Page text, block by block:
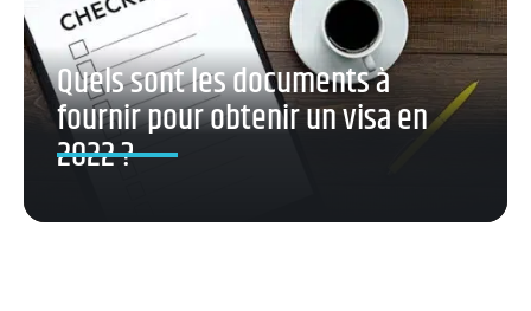
Quels sont les documents à
fournir pour obtenir un visa en
2022 ?